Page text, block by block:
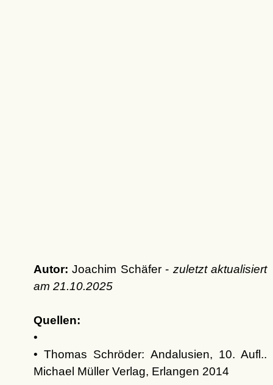
Autor: Joachim Schäfer - zuletzt aktualisiert
am 21.10.2025
Quellen:
•
• Thomas Schröder: Andalusien, 10. Aufl..
Michael Müller Verlag, Erlangen 2014